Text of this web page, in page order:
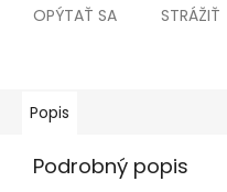
OPÝTAŤ SA STRÁŽIŤ
Popis
Podrobný popis